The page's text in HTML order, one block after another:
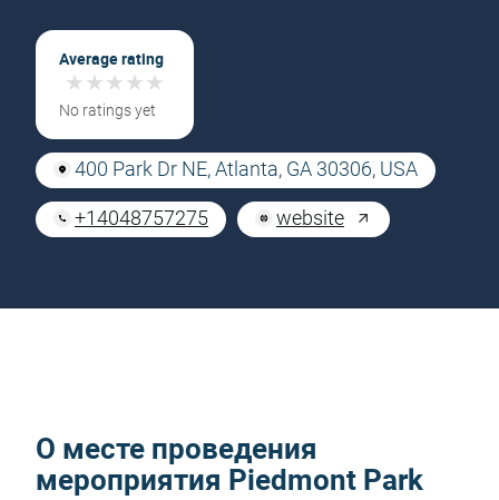
Average rating
★★★★★
★★★★★
No ratings yet
400 Park Dr NE, Atlanta, GA 30306, USA
+14048757275 website
О месте проведения
мероприятия Piedmont Park